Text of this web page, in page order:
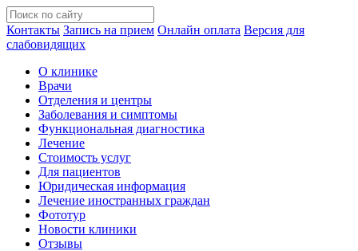
Контакты Запись на прием Онлайн оплата Версия для
слабовидящих
О клинике
Врачи
Отделения и центры
Заболевания и симптомы
Функциональная диагностика
Лечение
Стоимость услуг
Для пациентов
Юридическая информация
Лечение иностранных граждан
Фототур
Новости клиники
Отзывы